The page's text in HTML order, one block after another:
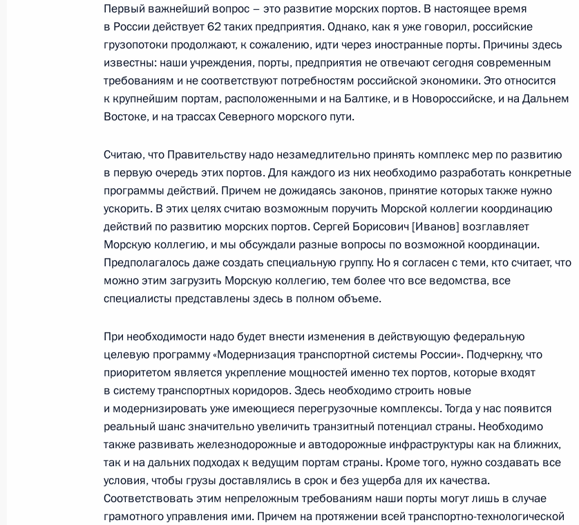
Заявления для прессы и ответы на вопросы по итогам российско-
чешских переговоров
27 апреля 2007 года, 20:55 Москва, Кремль
Начало российско-чешских переговоров в расширенном составе
27 апреля 2007 года, 16:48
Начало встречи с Президентом Чешской Республики Вацлавом
Клаусом
27 апреля 2007 года, 15:58 Москва, Кремль
Начало встречи с бывшим госсекретарем США Генри
Киссинджером
26 апреля 2007 года, 18:20 Москва, Кремль
Послание Федеральному Собранию Российской Федерации
26 апреля 2007 года, 11:56 Москва, Кремль, Мраморный зал
Первый важнейший вопрос – это развитие морских портов. В настоящее время
в России действует 62 таких предприятия. Однако, как я уже говорил, российские
грузопотоки продолжают, к сожалению, идти через иностранные порты. Причины здесь
известны: наши учреждения, порты, предприятия не отвечают сегодня современным
требованиям и не соответствуют потребностям российской экономики. Это относится
к крупнейшим портам, расположенными и на Балтике, и в Новороссийске, и на Дальнем
Востоке, и на трассах Северного морского пути.
Считаю, что Правительству надо незамедлительно принять комплекс мер по развитию
в первую очередь этих портов. Для каждого из них необходимо разработать конкретные
программы действий. Причем не дожидаясь законов, принятие которых также нужно
ускорить. В этих целях считаю возможным поручить Морской коллегии координацию
действий по развитию морских портов. Сергей Борисович [Иванов] возглавляет
Морскую коллегию, и мы обсуждали разные вопросы по возможной координации.
Предполагалось даже создать специальную группу. Но я согласен с теми, кто считает, что
можно этим загрузить Морскую коллегию, тем более что все ведомства, все
специалисты представлены здесь в полном объеме.
При необходимости надо будет внести изменения в действующую федеральную
целевую программу «Модернизация транспортной системы России». Подчеркну, что
приоритетом является укрепление мощностей именно тех портов, которые входят
в систему транспортных коридоров. Здесь необходимо строить новые
и модернизировать уже имеющиеся перегрузочные комплексы. Тогда у нас появится
реальный шанс значительно увеличить транзитный потенциал страны. Необходимо
также развивать железнодорожные и автодорожные инфраструктуры как на ближних,
так и на дальних подходах к ведущим портам страны. Кроме того, нужно создавать все
условия, чтобы грузы доставлялись в срок и без ущерба для их качества.
Соответствовать этим непреложным требованиям наши порты могут лишь в случае
грамотного управления ими. Причем на протяжении всей транспортно-технологической